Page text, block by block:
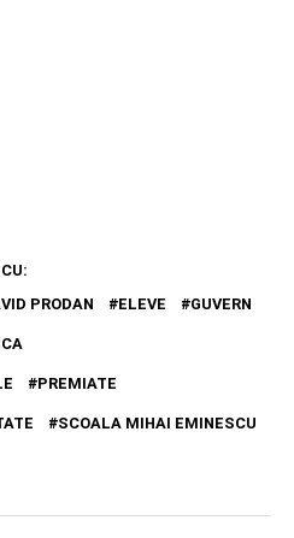
PRODAN ELEVE GUVERN
PREMIATE
SCOALA MIHAI EMINESCU